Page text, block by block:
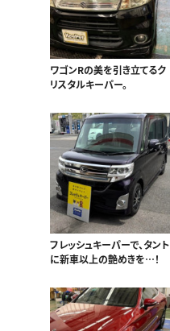
ワゴンRの美を引き立てるク
リスタルキーパー。
フレッシュキーパーで、タント
に新車以上の艶めきを…！